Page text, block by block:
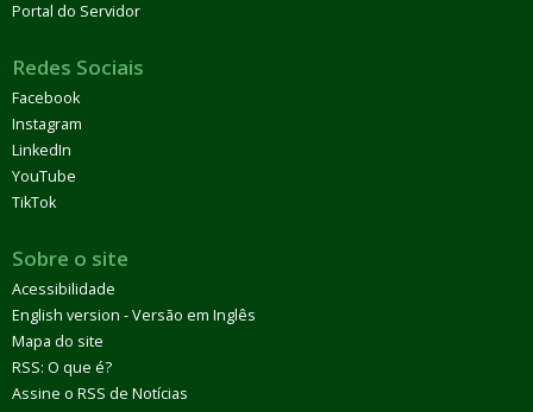
Portal do Servidor
Redes Sociais
Facebook
Instagram
LinkedIn
YouTube
TikTok
Sobre o site
Acessibilidade
English version - Versão em Inglês
Mapa do site
RSS: O que é?
Assine o RSS de Notícias